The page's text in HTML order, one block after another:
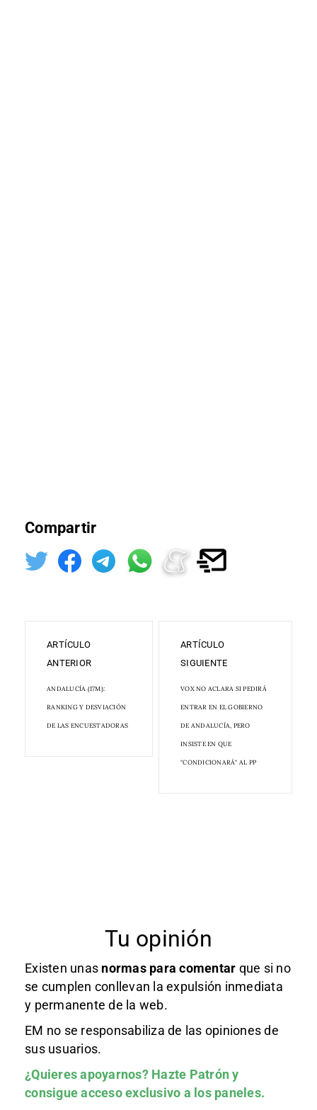
Compartir
ARTÍCULO
ANTERIOR
ANDALUCÍA (17M):
RANKING Y DESVIACIÓN
DE LAS ENCUESTADORAS
ARTÍCULO
SIGUIENTE
VOX NO ACLARA SI PEDIRÁ
ENTRAR EN EL GOBIERNO
DE ANDALUCÍA, PERO
INSISTE EN QUE
"CONDICIONARÁ" AL PP
Tu opinión
Existen unas normas para comentar que si no
se cumplen conllevan la expulsión inmediata
y permanente de la web.
EM no se responsabiliza de las opiniones de
sus usuarios.
¿Quieres apoyarnos? Hazte Patróny
consigue acceso exclusivo a los paneles.